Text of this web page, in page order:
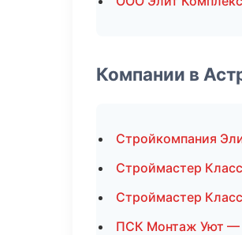
Компании в
Стройкомпания
Строймастер
Строймастер
ПСК Монтаж Уют —